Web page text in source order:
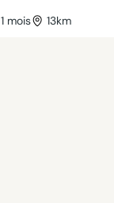
1 mois 13km